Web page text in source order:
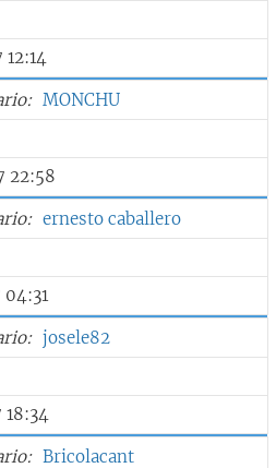
12:14
MONCHU
22:58
ernesto caballero
04:31
josele82
18:34
Bricolacant